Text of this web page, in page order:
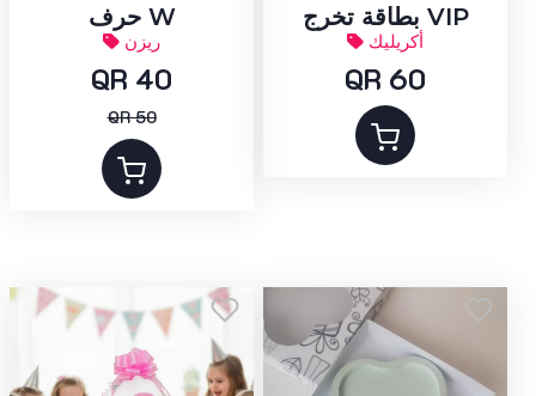
حرف W
ريزن
QR 40
QR 50
بطاقة تخرج VIP
أكريليك
QR 60